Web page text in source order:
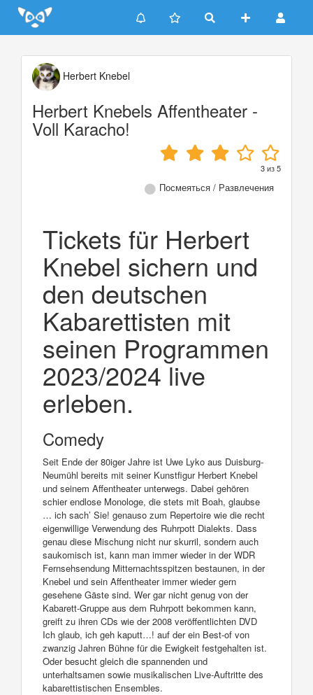
Update cookies preferences
Herbert Knebel
Herbert Knebels Affentheater -
Voll Karacho!
3из5
Посмеяться / Развлечения
Tickets für Herbert
Knebel sichern und
den deutschen
Kabarettisten mit
seinen Programmen
2023/2024 live
erleben.
Comedy
Seit Ende der 80iger Jahre ist Uwe Lyko aus Duisburg-
Neumühl bereits mit seiner Kunstfigur Herbert Knebel
und seinem Affentheater unterwegs. Dabei gehören
schier endlose Monologe, die stets mit Boah, glaubse
… ich sach’ Sie! genauso zum Repertoire wie die recht
eigenwillige Verwendung des Ruhrpott Dialekts. Dass
genau diese Mischung nicht nur skurril, sondern auch
saukomisch ist, kann man immer wieder in der WDR
Fernsehsendung Mitternachtsspitzen bestaunen, in der
Knebel und sein Affentheater immer wieder gern
gesehene Gäste sind. Wer gar nicht genug von der
Kabarett-Gruppe aus dem Ruhrpott bekommen kann,
greift zu ihren CDs wie der 2008 veröffentlichten DVD
Ich glaub, ich geh kaputt…! auf der ein Best-of von
zwanzig Jahren Bühne für die Ewigkeit festgehalten ist.
Oder besucht gleich die spannenden und
unterhaltsamen sowie musikalischen Live-Auftritte des
kabarettistischen Ensembles.